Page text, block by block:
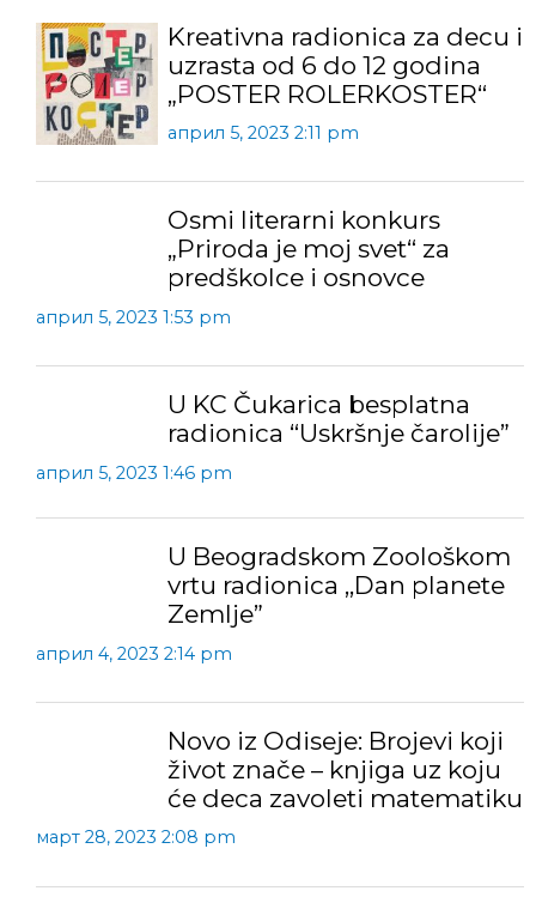
Kreativna radionica za decu i
uzrasta od 6 do 12 godina
„POSTER ROLERKOSTER“
април 5, 2023 2:11 pm
Osmi literarni konkurs
„Priroda je moj svet“ za
predškolce i osnovce
април 5, 2023 1:53 pm
U KC Čukarica besplatna
radionica “Uskršnje čarolije”
април 5, 2023 1:46 pm
U Beogradskom Zoološkom
vrtu radionica ,,Dan planete
Zemlje”
април 4, 2023 2:14 pm
Novo iz Odiseje: Brojevi koji
život znače – knjiga uz koju
će deca zavoleti matematiku
март 28, 2023 2:08 pm